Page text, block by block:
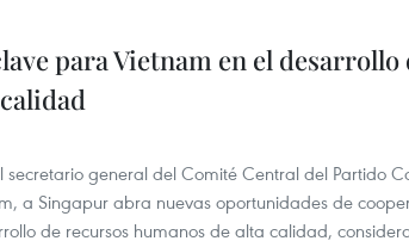
para Vietnam en el desarrollo
secretario general del Comité Central del Partido
a Singapur abra nuevas oportunidades de
de recursos humanos de alta calidad,